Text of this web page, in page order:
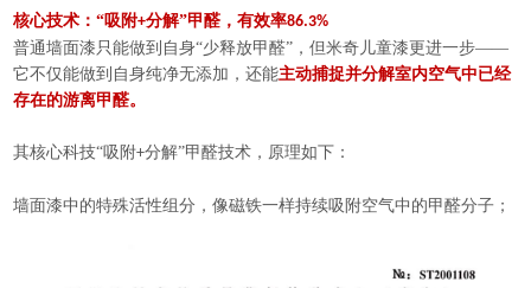
核心技术：“吸附+分解”甲醛，有效率86.3%
普通墙面漆只能做到自身“少释放甲醛”，但米奇儿童漆更进一步——
它不仅能做到自身纯净无添加，还能主动捕捉并分解室内空气中已经
存在的游离甲醛。
其核心科技“吸附+分解”甲醛技术，原理如下：
墙面漆中的特殊活性组分，像磁铁一样持续吸附空气中的甲醛分子；